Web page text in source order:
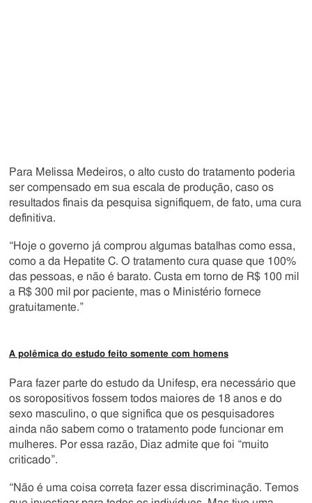
Para Melissa Medeiros, o alto custo do tratamento poderia
ser compensado em sua escala de produção, caso os
resultados finais da pesquisa signifiquem, de fato, uma cura
definitiva.
“Hoje o governo já comprou algumas batalhas como essa,
como a da Hepatite C. O tratamento cura quase que 100%
das pessoas, e não é barato. Custa em torno de R$ 100 mil
a R$ 300 mil por paciente, mas o Ministério fornece
gratuitamente.”
A polêmica do estudo feito somente com homens
Para fazer parte do estudo da Unifesp, era necessário que
os soropositivos fossem todos maiores de 18 anos e do
sexo masculino, o que significa que os pesquisadores
ainda não sabem como o tratamento pode funcionar em
mulheres. Por essa razão, Diaz admite que foi “muito
criticado”.
“Não é uma coisa correta fazer essa discriminação. Temos